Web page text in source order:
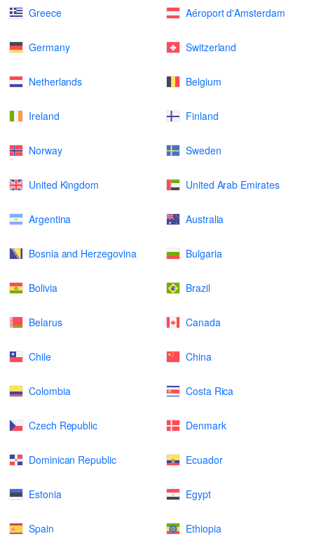
Greece Aéroport d'Amsterdam
Germany Switzerland
Netherlands Belgium
Ireland Finland
Norway Sweden
United Kingdom United Arab Emirates
Argentina Australia
Bosnia and Herzegovina Bulgaria
Bolivia Brazil
Belarus Canada
Chile China
Colombia Costa Rica
Czech Republic Denmark
Dominican Republic Ecuador
Estonia Egypt
Spain Ethiopia